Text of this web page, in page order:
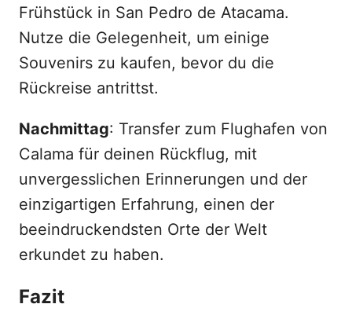
Frühstück in San Pedro de Atacama.
Nutze die Gelegenheit, um einige
Souvenirs zu kaufen, bevor du die
Rückreise antrittst.
Nachmittag: Transfer zum Flughafen von
Calama für deinen Rückflug, mit
unvergesslichen Erinnerungen und der
einzigartigen Erfahrung, einen der
beeindruckendsten Orte der Welt
erkundet zu haben.
Fazit